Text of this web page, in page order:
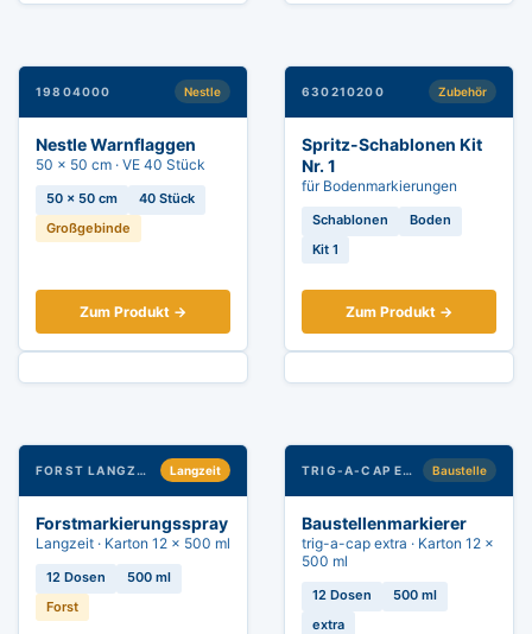
19804000 Nestle
Nestle Warnflaggen
50 × 50 cm · VE 40 Stück
50 × 50 cm
40 Stück
Großgebinde
Zum Produkt →
630210200 Zubehör
Spritz-Schablonen Kit
Nr. 1
für Bodenmarkierungen
Schablonen
Boden
Kit 1
Zum Produkt →
FORST LANGZEIT Langzeit
Forstmarkierungsspray
Langzeit · Karton 12 × 500 ml
12 Dosen
500 ml
Forst
TRIG-A-CAP EXTRA Baustelle
Baustellenmarkierer
trig-a-cap extra · Karton 12 ×
500 ml
12 Dosen
500 ml
extra